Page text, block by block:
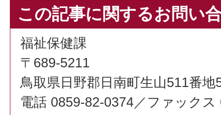
この記事に関するお問い
福祉保健課
〒689-5211
鳥取県日野郡日南町生山511番地
電話 0859-82-0374／ファックス